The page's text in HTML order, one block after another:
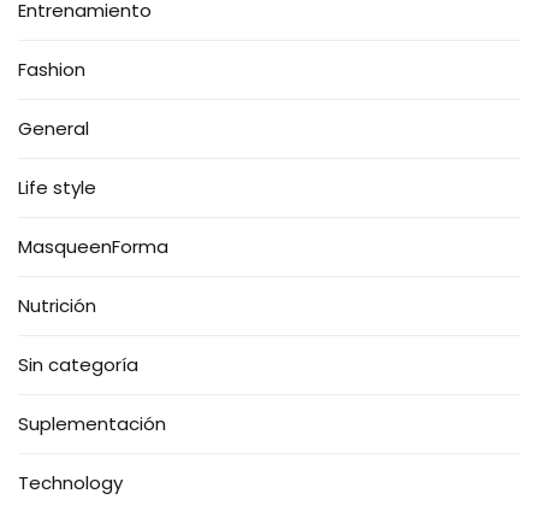
Entrenamiento
Fashion
General
Life style
MasqueenForma
Nutrición
Sin categoría
Suplementación
Technology